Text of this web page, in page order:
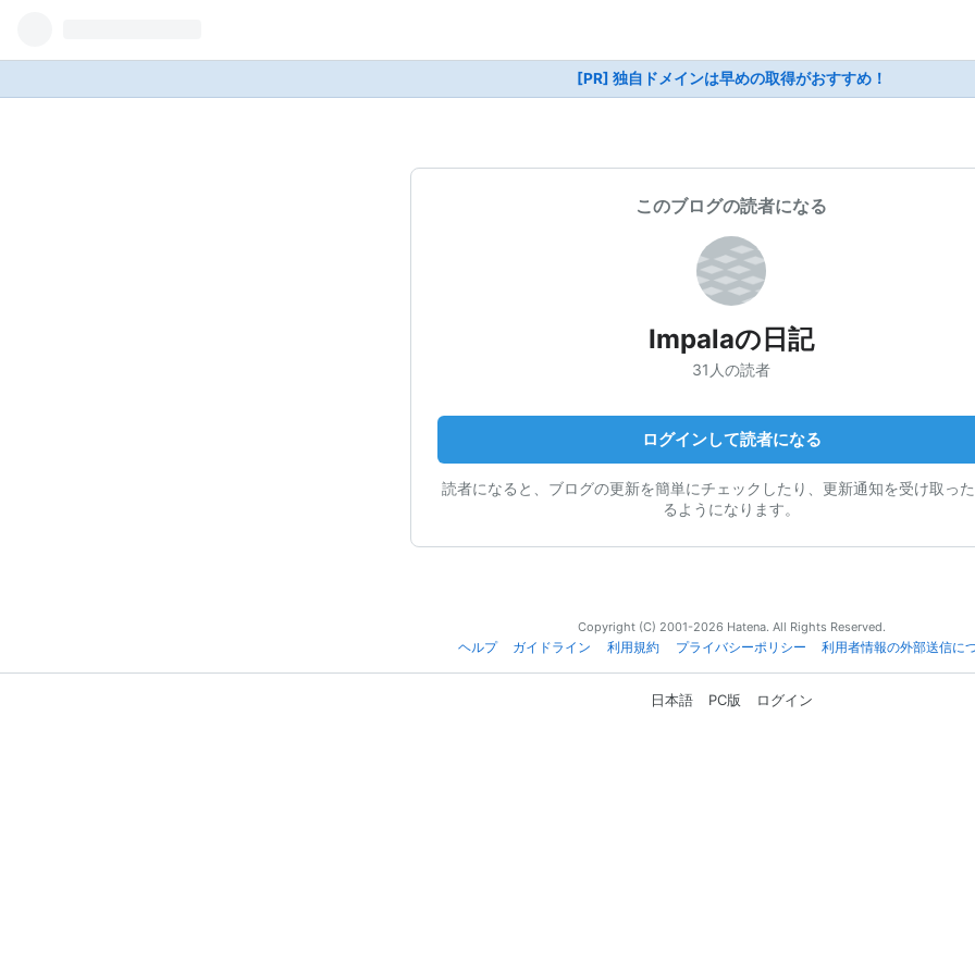
[PR] 独自ドメインは早めの取得がおすすめ！
このブログの読者になる
Impalaの日記
31人の読者
ログインして読者になる
読者になると、ブログの更新を簡単にチェックしたり、更新通知を受け取っ
るようになります。
Copyright (C) 2001-2026 Hatena. All Rights Reserved.
ヘルプ
ガイドライン 利用規約 プライバシーポリシー 利用者情報の外部送信に
日本語 PC版 ログイン